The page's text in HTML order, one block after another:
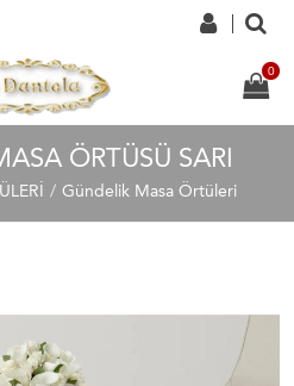
ÖRTÜSÜ SARI
Gündelik Masa Örtüleri